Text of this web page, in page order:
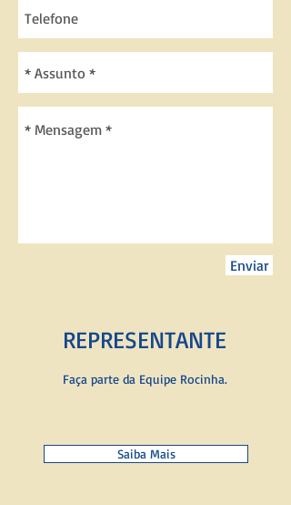
REPRESENTANTE
Faça parte da Equipe Rocinha.
Saiba Mais
Enviar